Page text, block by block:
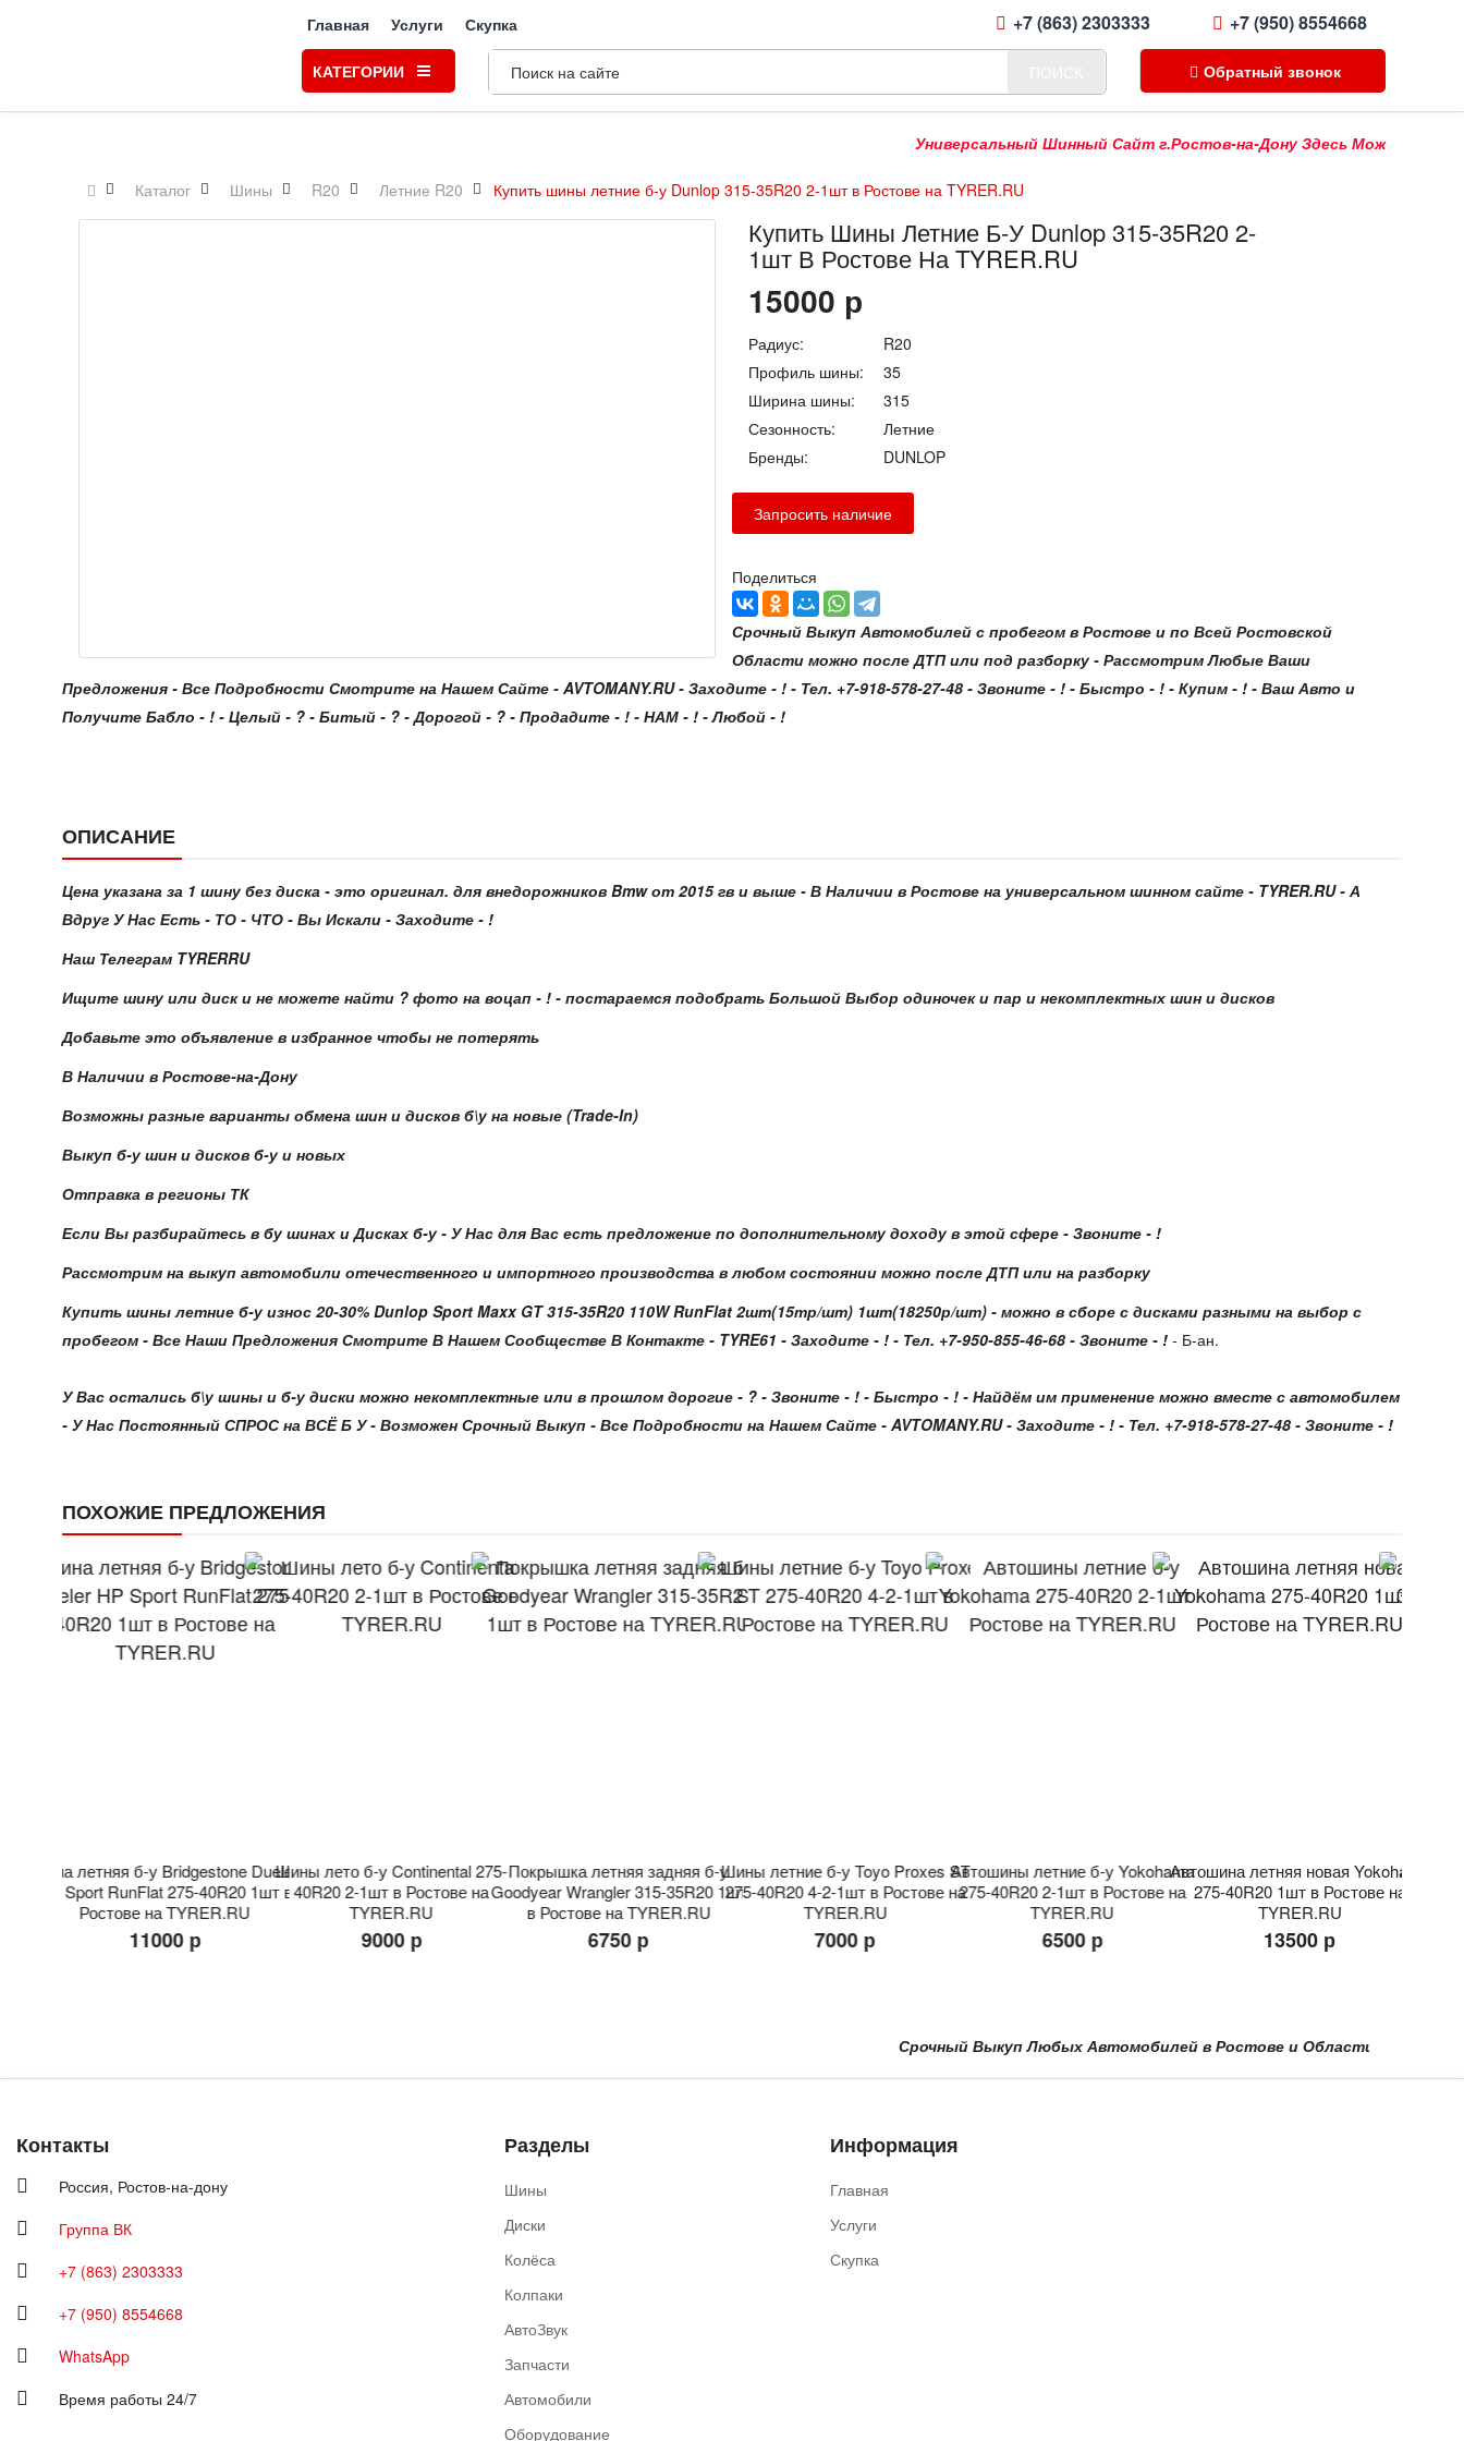
Главная Услуги Скупка +7 (863) 2303333 +7 (950) 8554668
КАТЕГОРИИ Обратный звонок
Универсальный Шинный Сайт г.Ростов-на-Дону Здесь Можно Купить
Каталог Шины R20 Летние R20 Купить шины летние б-у Dunlop 315-35R20 2-1шт в Ростове на TYRER.RU
Купить Шины Летние Б-У Dunlop 315-35R20 2-
1шт В Ростове На TYRER.RU
15000 р
Радиус:
R20
Профиль шины:
35
Ширина шины:
315
Сезонность:
Летние
Бренды:
DUNLOP
Поделиться
Срочный Выкуп Автомобилей с пробегом в Ростове и по Всей Ростовской
Области можно после ДТП или под разборку - Рассмотрим Любые Ваши
Предложения - Все Подробности Смотрите на Нашем Сайте - AVTOMANY.RU - Заходите - ! - Тел. +7-918-578-27-48 - Звоните - ! - Быстро - ! - Купим - ! - Ваш Авто и
Получите Бабло - ! - Целый - ? - Битый - ? - Дорогой - ? - Продадите - ! - НАМ - ! - Любой - !
ОПИСАНИЕ
Цена указана за 1 шину без диска - это оригинал. для внедорожников Bmw от 2015 гв и выше - В Наличии в Ростове на универсальном шинном сайте - TYRER.RU - А
Вдруг У Нас Есть - ТО - ЧТО - Вы Искали - Заходите - !
Наш Телеграм TYRERRU
Ищите шину или диск и не можете найти ? фото на воцап - ! - постараемся подобрать Большой Выбор одиночек и пар и некомплектных шин и дисков
Добавьте это объявление в избранное чтобы не потерять
В Наличии в Ростове-на-Дону
Возможны разные варианты обмена шин и дисков б\у на новые (Trade-In)
Выкуп б-у шин и дисков б-у и новых
Отправка в регионы ТК
Если Вы разбирайтесь в бу шинах и Дисках б-у - У Нас для Вас есть предложение по дополнительному доходу в этой сфере - Звоните - !
Рассмотрим на выкуп автомобили отечественного и импортного производства в любом состоянии можно после ДТП или на разборку
Купить шины летние б-у износ 20-30% Dunlop Sport Maxx GT 315-35R20 110W RunFlat 2шт(15тр/шт) 1шт(18250р/шт) - можно в сборе с дисками разными на выбор с
пробегом - Все Наши Предложения Смотрите В Нашем Сообществе В Контакте - TYRE61 - Заходите - ! - Тел. +7-950-855-46-68 - Звоните - ! - Б-ан.
У Вас остались б\у шины и б-у диски можно некомплектные или в прошлом дорогие - ? - Звоните - ! - Быстро - ! - Найдём им применение можно вместе с автомобилем
- У Нас Постоянный СПРОС на ВСЁ Б У - Возможен Срочный Выкуп - Все Подробности на Нашем Сайте - AVTOMANY.RU - Заходите - ! - Тел. +7-918-578-27-48 - Звоните - !
ПОХОЖИЕ ПРЕДЛОЖЕНИЯ
Шина летняя б-у Bridgestone Dueler
HP Sport RunFlat 275-40R20 1шт в
Ростове на TYRER.RU
11000 р
Шины лето б-у Continental 275-
40R20 2-1шт в Ростове на
TYRER.RU
9000 р
Покрышка летняя задняя б-у
Goodyear Wrangler 315-35R20 1шт
в Ростове на TYRER.RU
6750 р
Шины летние б-у Toyo Proxes ST
275-40R20 4-2-1шт в Ростове на
TYRER.RU
7000 р
Автошины летние б-у Yokohama
275-40R20 2-1шт в Ростове на
TYRER.RU
6500 р
Автошина летняя новая Yokohama
275-40R20 1шт в Ростове на
TYRER.RU
13500 р
Срочный Выкуп Любых Автомобилей в Ростове и Области в Краснодаре и
Контакты
Россия, Ростов-на-дону
Группа ВК
+7 (863) 2303333
+7 (950) 8554668
WhatsApp
Время работы 24/7
Разделы
Шины
Диски
Колёса
Колпаки
АвтоЗвук
Запчасти
Автомобили
Оборудование
Информация
Главная
Услуги
Скупка